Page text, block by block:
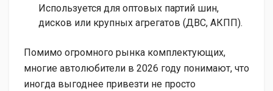
Используется для оптовых партий шин,
дисков или крупных агрегатов (ДВС, АКПП).
Помимо огромного рынка комплектующих,
многие автолюбители в 2026 году понимают, что
иногда выгоднее привезти не просто